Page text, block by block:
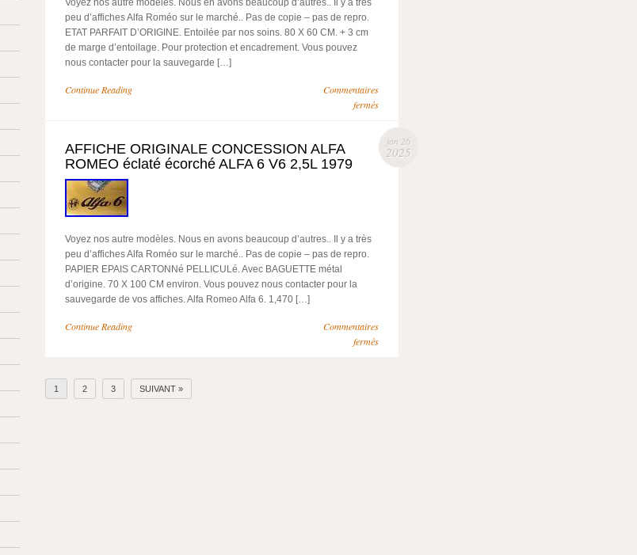
Voyez nos autre modèles. Nous en avons beaucoup d’autres.. Il y a très
peu d’affiches Alfa Roméo sur le marché.. Pas de copie – pas de repro.
ETAT PARFAIT D’ORIGINE. Entoilée par nos soins. 80 X 60 CM. + 3 cm
de marge d’entoilage. Pour protection et encadrement. Vous pouvez
nous contacter pour la sauvegarde […]
Continue Reading
Commentaires
fermés
jan 26
2025
AFFICHE ORIGINALE CONCESSION ALFA
ROMEO éclaté écorché ALFA 6 V6 2,5L 1979
Voyez nos autre modèles. Nous en avons beaucoup d’autres.. Il y a très
peu d’affiches Alfa Roméo sur le marché.. Pas de copie – pas de repro.
PAPIER EPAIS CARTONNé PELLICULé. Avec BAGUETTE métal
d’origine. 70 X 100 CM environ. Vous pouvez nous contacter pour la
sauvegarde de vos affiches. Alfa Romeo Alfa 6. 1,470 […]
Continue Reading
Commentaires
fermés
1 2 3 SUIVANT »